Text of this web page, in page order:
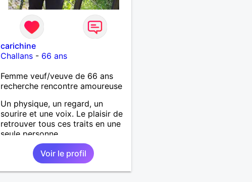
carichine
Challans - 66 ans
Femme veuf/veuve de 66 ans
recherche rencontre amoureuse
Un physique, un regard, un
sourire et une voix. Le plaisir de
retrouver tous ces traits en une
seule personne.
Voir le profil